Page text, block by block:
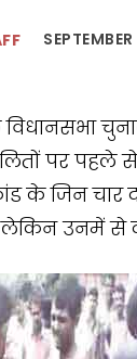
पर पहले
के जिन चार
लेकिन उनमें से